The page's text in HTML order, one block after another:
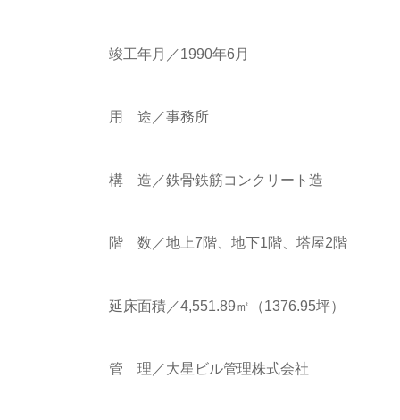
竣工年月／1990年6月
用 途／事務所
構 造／鉄骨鉄筋コンクリート造
階 数／地上7階、地下1階、塔屋2階
延床面積／4,551.89㎡（1376.95坪）
管 理／大星ビル管理株式会社